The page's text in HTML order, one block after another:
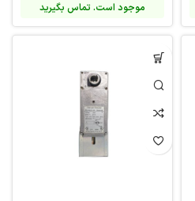
موجود است. تماس بگیرید